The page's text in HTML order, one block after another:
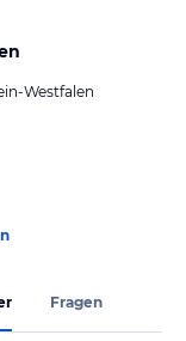
Westfalen
Fragen